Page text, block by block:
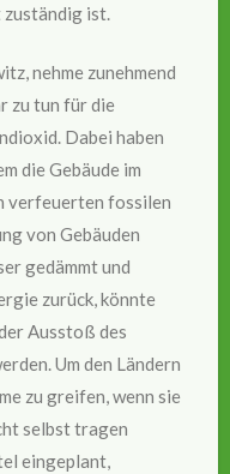
ist.
nehme zunehmend
zu tun für die
Dabei haben
die Gebäude im
verfeuerten fossilen
von Gebäuden
gedämmt und
zurück, könnte
Ausstoß des
Um den Ländern
zu greifen, wenn sie
selbst tragen
eingeplant,